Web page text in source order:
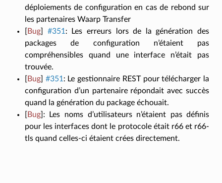
déploiements de configuration en cas de rebond sur
les partenaires Waarp Transfer
Bug] #351 : Les erreurs lors de la génération des
packages de configuration n’étaient pas
compréhensibles quand une interface n’était pas
trouvée.
Bug] #351 : Le gestionnaire REST pour télécharger la
configuration d’un partenaire répondait avec succès
quand la génération du package échouait.
Bug] :
Les noms d’utilisateurs n’étaient pas définis
pour les interfaces dont le protocole était r66 et r66-
tls quand celles-ci étaient crées directement.